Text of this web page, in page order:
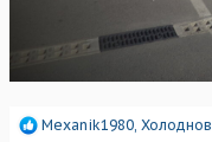
Р
Mexanik1980, Холоднов